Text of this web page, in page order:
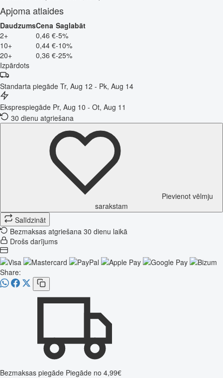
Apjoma atlaides
DaudzumsCena Saglabāt
2+
0,46 €-5%
10+
0,44 €-10%
20+
0,36 €-25%
Izpārdots
Standarta piegāde Tr, Aug 12 - Pk, Aug 14
Eksprespiegāde Pr, Aug 10 - Ot, Aug 11
30 dienu atgriešana
Pievienot vēlmju
sarakstam
Salīdzināt
Bezmaksas atgriešana 30 dienu laikā
Drošs darījums
Share:
Bezmaksas piegāde Piegāde no 4,99€